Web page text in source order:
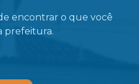
encontrar o que você
prefeitura.